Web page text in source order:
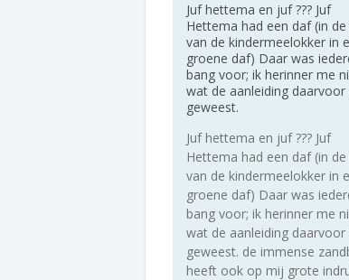
Juf hettema en juf ??? Juf
Hettema had een daf (in
van de kindermeelokker in
groene daf) Daar was
bang voor; ik herinner me
wat de aanleiding daarvoor
geweest.
Juf hettema en juf ??? Juf
Hettema had een daf (in
van de kindermeelokker in
groene daf) Daar was
bang voor; ik herinner me
wat de aanleiding daarvoor
geweest. de immense
heeft ook op mij grote